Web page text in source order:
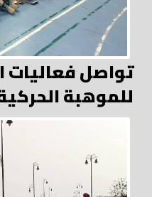
تواصل
للموهبة